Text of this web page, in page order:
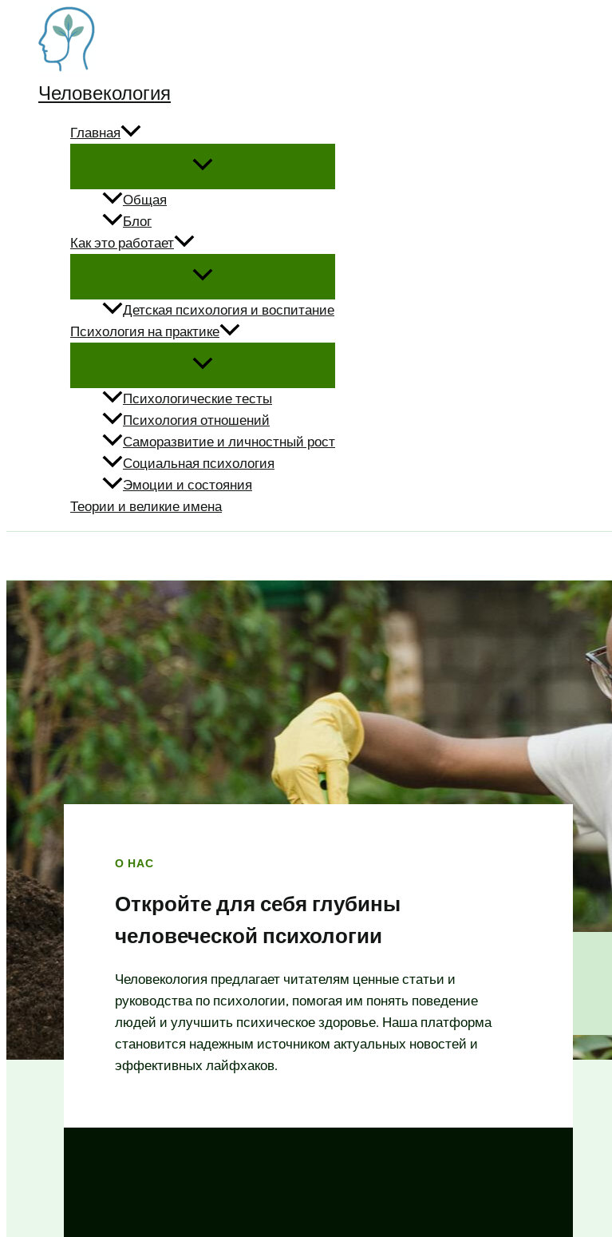
Перейти
содержимому
Человекология
Главная
Общая
Блог
Как это работает
Детская психология и воспитание
Психология на практике
Психологические тесты
Психология отношений
Саморазвитие и личностный рост
Социальная психология
Эмоции и состояния
Теории и великие имена
О НАС
Откройте для себя глубины
человеческой психологии
Человекология предлагает читателям ценные статьи и
руководства по психологии, помогая им понять поведение
людей и улучшить психическое здоровье. Наша платформа
становится надежным источником актуальных новостей и
эффективных лайфхаков.